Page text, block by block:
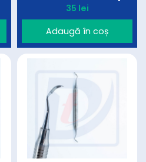
35 lei
Adaugă în coș